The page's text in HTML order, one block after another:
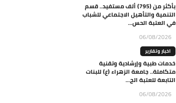
بأكثر من (795) ألف مستفيد.. قسم
التنمية والتأهيل الاجتماعي للشباب
في العتبة الحس...
06/08/2026
اخبار وتقارير
خدمات طبية وإرشادية وتقنية
متكاملة.. جامعة الزهراء (ع) للبنات
التابعة للعتبة الح...
06/08/2026